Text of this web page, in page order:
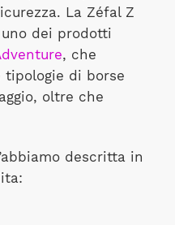
La Zéfal Z
dei prodotti
, che
di borse
oltre che
descritta in